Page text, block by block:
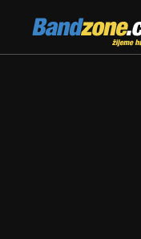
Bandzone.cz
žijeme hudbou